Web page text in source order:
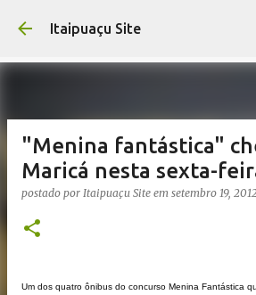
Pular para o conteúdo
Itaipuaçu Site
"Menina fantástica"
Maricá nesta sexta-
postado por Itaipuaçu Site em setembro 19,
Um dos quatro ônibus do concurso Menina Fantástica